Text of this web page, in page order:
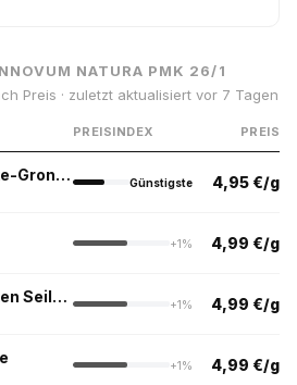
NATURA PMK 26/1
Preis · zuletzt aktualisiert vor 7 Tagen
PREISINDEX PREIS
Cannabis-Apotheke-Gronau.de Günstigste 4,95 €/g
+1% 4,99 €/g
Apotheke in der Alten Seilerei +1% 4,99 €/g
+1% 4,99 €/g